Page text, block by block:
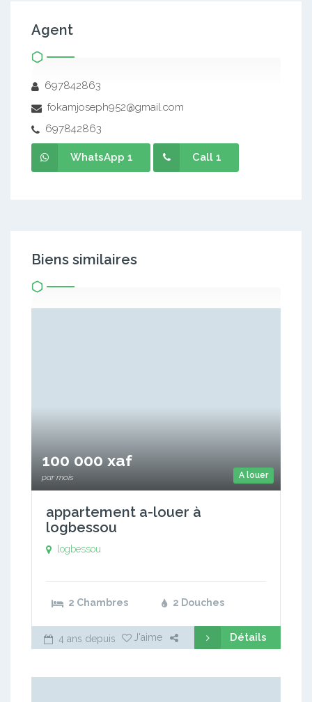
Agent
697842863
fokamjoseph952@gmail.com
697842863
WhatsApp 1 Call 1
Biens similaires
A louer
100 000 xaf
par mois
appartement a-louer à
logbessou
logbessou
2 Chambres 2 Douches
4 ans depuis J'aime Détails